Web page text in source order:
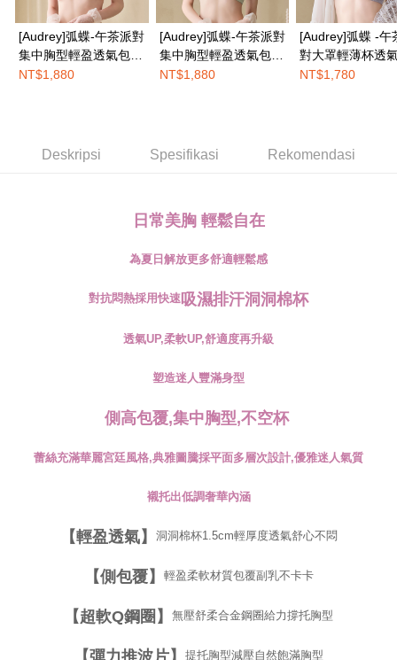
1. Jumlah yang diperakui untuk pengguna kali pertama boleh sehingga
NT$10,000. Amaun diperakui sebenar yang diluluskan akan berdasarkan
keputusan pensijilan dan semakan oleh AFTEE.
2. Amaun perbelanjaan minimum mestilah lebih besar daripada NT$20.
3. Pada masa ini hanya tersedia untuk ahli Taiwan.
akan menggunakan data peribadi yang dikumpul (termasuk nama
(https://aftee.tw/privacypolicy/) untuk maklumat lanjut.
kelulusan boleh sehingga NT$10,000. Jika pengguna tidak membuat
20% setahun akan dikenakan. Pengguna bawah umur dikehendaki
mempunyai sebarang kebimbangan mengenai pemprosesan dan
peribadi yang disenaraikan seperti di atas akan dikumpul dan digunakan
oleh AFTEE, sila jangan gunakan perkhidmatan ini.
EASY SHOP門市速取
Penghantaran percuma
Penghantaran ke luar negara Kadar Penghantaran
[Audrey]弧蝶-午茶派對
集中胸型輕盈透氣包覆
機能內衣-櫻花粉
NT$1,880
[Audrey]弧蝶-午茶派對
集中胸型輕盈透氣包覆
機能內衣-海藻綠
NT$1,880
[Audrey]弧蝶 -午
對大罩輕薄杯透
顯瘦內衣-薰衣紫
NT$1,780
Deskripsi Spesifikasi Rekomendasi
日常美胸 輕鬆自在
為夏日解放更多舒適輕鬆感
對抗悶熱採用快速 吸濕排汗洞洞棉杯
透氣UP,柔軟UP,舒適度再升級
塑造迷人豐滿身型
側高包覆,集中胸型,不空杯
蕾絲充滿華麗宮廷風格,典雅圖騰採平面多層次設計,優雅迷人氣質
襯托出低調奢華內涵
【輕盈透氣】 洞洞棉杯1.5cm輕厚度透氣舒心不悶
【側包覆】 輕盈柔軟材質包覆副乳不卡卡
【超軟Q鋼圈】 無壓舒柔合金鋼圈給力撐托胸型
【彈力推波片】 提托胸型減壓自然飽滿胸型